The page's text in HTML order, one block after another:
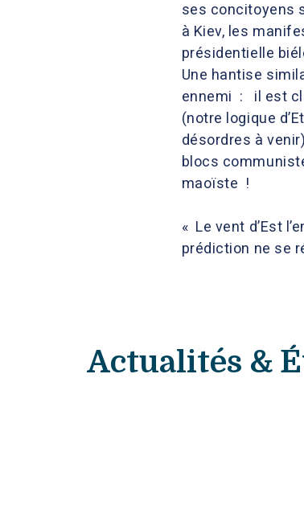
ses concitoyens
à Kiev, les
présidentielle
Une hantise
ennemi : il est
(notre logique
désordres à
blocs
maoïste !
« Le vent d’Est
prédiction ne se
Actualités &